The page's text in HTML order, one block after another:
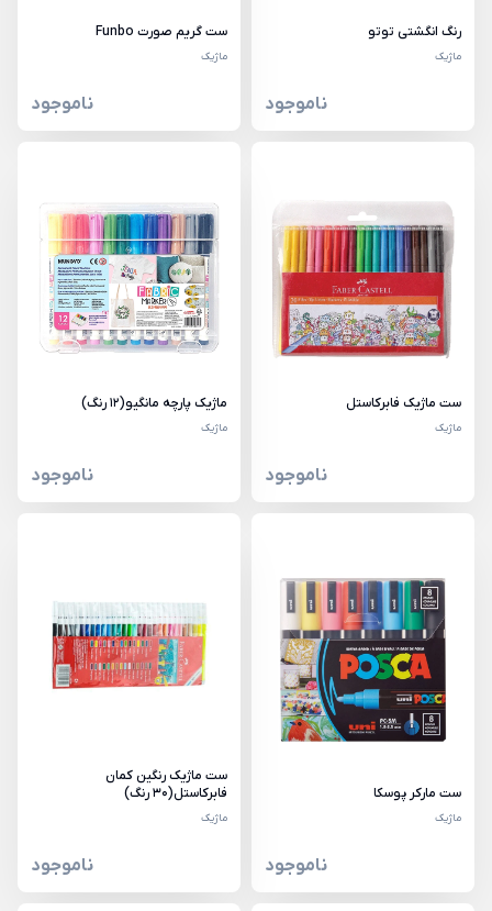
رنگ انگشتی توتو
ماژیک
ناموجود
ست گریم صورت Funbo
ماژیک
ناموجود
ست ماژیک فابرکاستل
ماژیک
ناموجود
ماژیک پارچه مانگیو(12 رنگ)
ماژیک
ناموجود
ست مارکر پوسکا
ماژیک
ناموجود
ست ماژیک رنگین کمان
فابرکاستل(30 رنگ)
ماژیک
ناموجود